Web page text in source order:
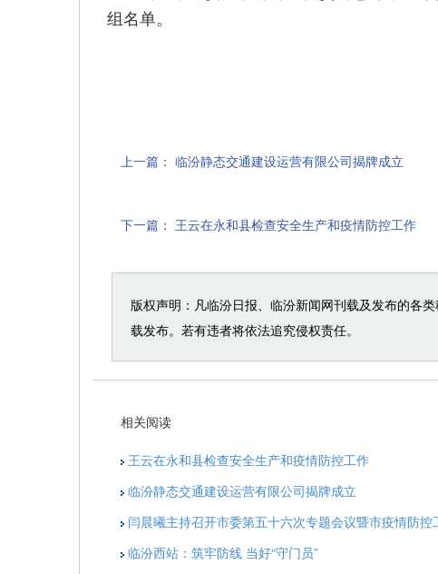
组名单。
上一篇： 临汾静态交通建设运营有限公司揭牌成立
下一篇： 王云在永和县检查安全生产和疫情防控工作
版权声明：凡临汾日报、临汾新闻网刊载及发布的各
载发布。若有违者将依法追究侵权责任。
相关阅读
王云在永和县检查安全生产和疫情防控工作
临汾静态交通建设运营有限公司揭牌成立
闫晨曦主持召开市委第五十六次专题会议暨市疫情防控
临汾西站：筑牢防线 当好“守门员”